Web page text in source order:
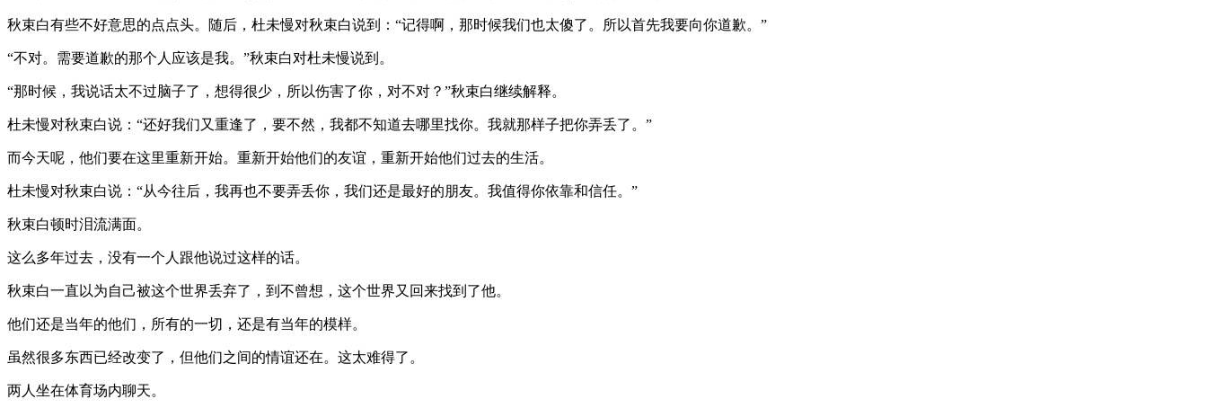
秋束白有些不好意思的点点头。随后，杜未慢对秋束白说到：“记得啊，那时候我们也太傻了。所以首先我要向你道歉。”
“不对。需要道歉的那个人应该是我。”秋束白对杜未慢说到。
“那时候，我说话太不过脑子了，想得很少，所以伤害了你，对不对？”秋束白继续解释。
杜未慢对秋束白说：“还好我们又重逢了，要不然，我都不知道去哪里找你。我就那样子把你弄丢了。”
而今天呢，他们要在这里重新开始。重新开始他们的友谊，重新开始他们过去的生活。
杜未慢对秋束白说：“从今往后，我再也不要弄丢你，我们还是最好的朋友。我值得你依靠和信任。”
秋束白顿时泪流满面。
这么多年过去，没有一个人跟他说过这样的话。
秋束白一直以为自己被这个世界丢弃了，到不曾想，这个世界又回来找到了他。
他们还是当年的他们，所有的一切，还是有当年的模样。
虽然很多东西已经改变了，但他们之间的情谊还在。这太难得了。
两人坐在体育场内聊天。